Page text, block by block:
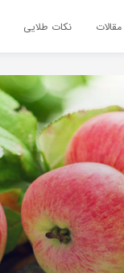
مقالات نکات طلایی